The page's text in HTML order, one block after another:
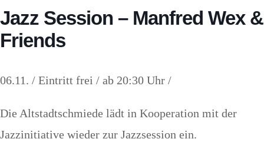
Jazz Session – Manfred Wex &
Friends
06.11. / Eintritt frei / ab 20:30 Uhr /
Die Altstadtschmiede lädt in Kooperation mit der
Jazzinitiative wieder zur Jazzsession ein.